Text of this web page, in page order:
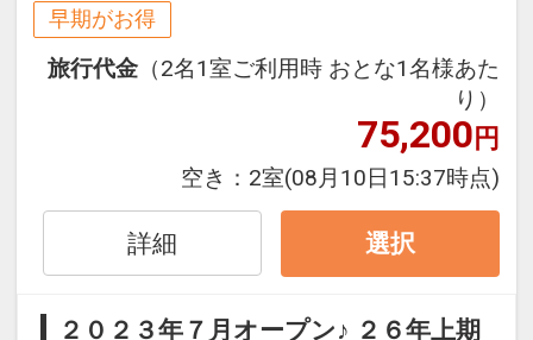
早期予約限定！３０日前までのご予約が
※本プランは３０日前までの予約受付で
す。２９日前以降の人数変更、おとな・
こどもの内訳変更はできません。
大浴場のご案内
ゆったりとくつろげる大きな浴槽は、坪
庭に植えられた八重山諸島に生息する豊
早期がお得
旅行代金 （2名1室ご利用時 おとな1名様あた
り）
75,200円
空き： 2室(08月10日15:37時点)
詳細 選択
２０２３年７月オープン♪ ２６年上期